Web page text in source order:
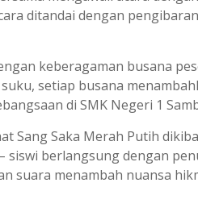
ditandai dengan
keberagaman busana
setiap busana
di SMK Negeri 1
Sang Saka Merah Putih
siswi berlangsung dengan
suara menambah nuansa